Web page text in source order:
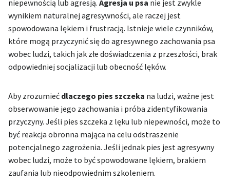
niepewnością lub agresją. Agresja u psa nie jest zwykle
wynikiem naturalnej agresywności, ale raczej jest
spowodowana lękiem i frustracją. Istnieje wiele czynników,
które mogą przyczynić się do agresywnego zachowania psa
wobec ludzi, takich jak złe doświadczenia z przeszłości, brak
odpowiedniej socjalizacji lub obecność lęków.
Aby zrozumieć dlaczego pies szczeka na ludzi, ważne jest
obserwowanie jego zachowania i próba zidentyfikowania
przyczyny. Jeśli pies szczeka z lęku lub niepewności, może to
być reakcja obronna mająca na celu odstraszenie
potencjalnego zagrożenia. Jeśli jednak pies jest agresywny
wobec ludzi, może to być spowodowane lękiem, brakiem
zaufania lub nieodpowiednim szkoleniem.